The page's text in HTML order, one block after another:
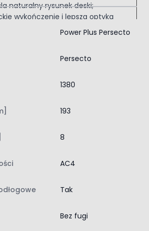
naturalny rysunek deski;
wykończenie i lepsza optyka
Łatwy montaż na klik
kleju, samodzielnie i czysto.
3237 AC4 8 mm
o wnętrzach, w których liczy się
dobrą trwałość przy
Panele mają wymiary 1380 x 193
chodzenia i praktyczności podczas
Power Plus Persecto
Persecto
1380
193
8
AC4
Tak
Bez fugi